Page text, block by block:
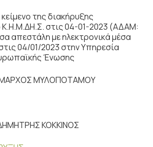
της διακήρυξης
στις 04-01-2023 (ΑΔΑΜ:
απεστάλη με ηλεκτρονικά μέσα
04/01/2023 στην Υπηρεσία
Ένωσης
ΜΥΛΟΠΟΤΑΜΟΥ
ΚΟΚΚΙΝΟΣ